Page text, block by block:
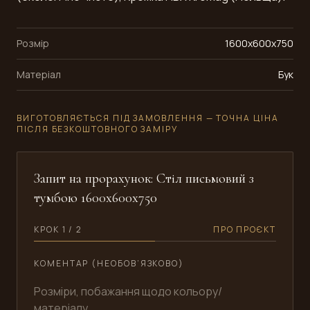
Розмір 1600x600x750
Матеріал Бук
ВИГОТОВЛЯЄТЬСЯ ПІД ЗАМОВЛЕННЯ — ТОЧНА ЦІНА
ПІСЛЯ БЕЗКОШТОВНОГО ЗАМІРУ
Запит на прорахунок: Стіл письмовий з
тумбою 1600x600x750
КРОК 1 / 2 ПРО ПРОЄКТ
КОМЕНТАР (НЕОБОВ’ЯЗКОВО)